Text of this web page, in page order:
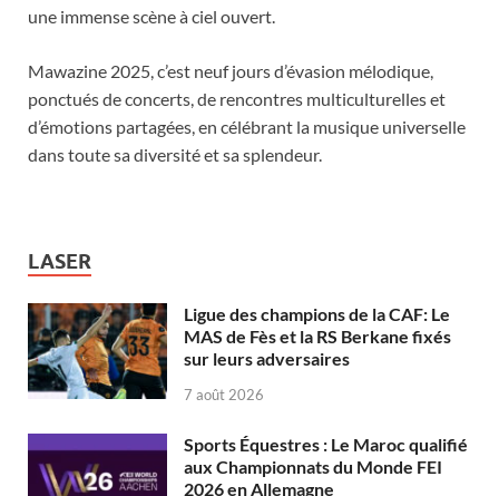
une immense scène à ciel ouvert.
Mawazine 2025, c’est neuf jours d’évasion mélodique,
ponctués de concerts, de rencontres multiculturelles et
d’émotions partagées, en célébrant la musique universelle
dans toute sa diversité et sa splendeur.
LASER
Ligue des champions de la CAF: Le
MAS de Fès et la RS Berkane fixés
sur leurs adversaires
7 août 2026
Sports Équestres : Le Maroc qualifié
aux Championnats du Monde FEI
2026 en Allemagne